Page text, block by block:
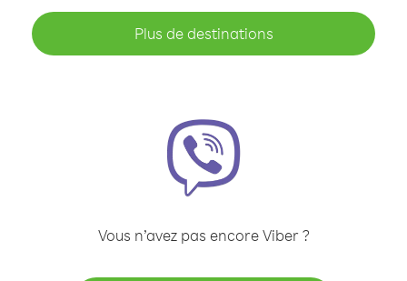
Plus de destinations
Vous n’avez pas encore Viber ?